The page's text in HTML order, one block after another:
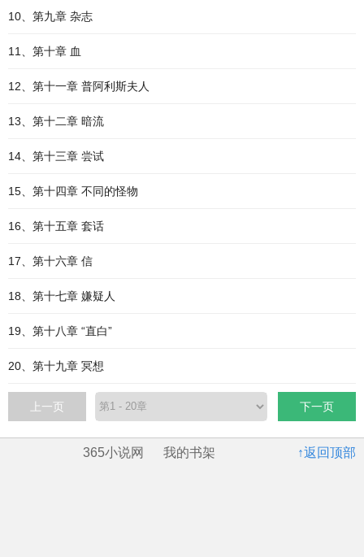
10、第九章 杂志
11、第十章 血
12、第十一章 普阿利斯夫人
13、第十二章 暗流
14、第十三章 尝试
15、第十四章 不同的怪物
16、第十五章 套话
17、第十六章 信
18、第十七章 嫌疑人
19、第十八章 “直白”
20、第十九章 冥想
上一页 下一页
↑返回顶部
365小说网 我的书架